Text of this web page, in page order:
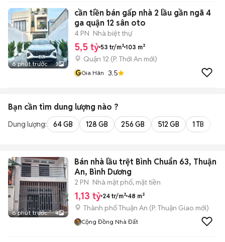
6 phút trước 3
cần tiền bán gấp nhà 2 lầu gần ngã 4
ga quận 12 sân oto
4 PN Nhà biệt thự
5,5 tỷ 53 tr/m² 103 m²
Quận 12 (P. Thới An mới)
GGia Hân 3.5
Bạn cần tìm dung lượng nào ?
Dung lượng: 64 GB 128 GB 256 GB 512 GB 1 TB
6 phút trước 4
Bán nhà lầu trệt Bình Chuẩn 63, Thuận
An, Bình Dương
2 PN Nhà mặt phố, mặt tiền
1,13 tỷ 24 tr/m² 48 m²
Thành phố Thuận An (P. Thuận Giao mới)
Cộng Đồng Nhà Đất